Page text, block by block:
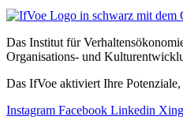
Das Institut für
Organisations- und
Das IfVoe aktiviert Ihre
Instagram Facebook Linkedin Xing